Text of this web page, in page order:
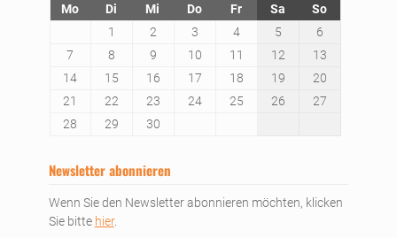
Montag Dienstag
Mi ttwoch
Donnerstag
Freitag SamstagSonntag
1
2 3 4 5
6
7
8 9 10 11 12
13
14
15 16 17 18 19
20
21
22 23 24 25 26
27
28
29 30
Newsletter abonnieren
Wenn Sie den Newsletter abonnieren möchten, klicken
Sie bitte hier.